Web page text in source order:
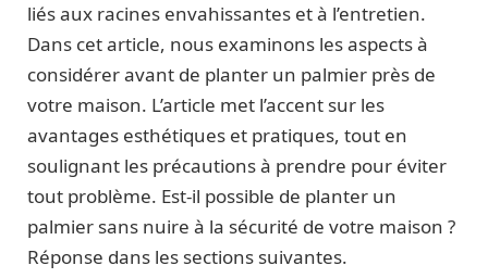
liés aux racines envahissantes et à l’entretien.
Dans cet article, nous examinons les aspects à
considérer avant de planter un palmier près de
votre maison. L’article met l’accent sur les
avantages esthétiques et pratiques, tout en
soulignant les précautions à prendre pour éviter
tout problème. Est-il possible de planter un
palmier sans nuire à la sécurité de votre maison ?
Réponse dans les sections suivantes.